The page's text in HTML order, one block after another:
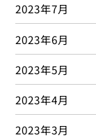
2023年7月
2023年6月
2023年5月
2023年4月
2023年3月